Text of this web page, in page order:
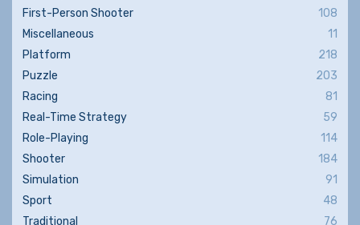
First-Person Shooter
108
Miscellaneous
11
Platform
218
Puzzle
203
Racing
81
Real-Time Strategy
59
Role-Playing
114
Shooter
184
Simulation
91
Sport
48
Traditional
76